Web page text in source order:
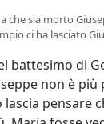
che sia morto
ci ha lasciato
battesimo di
non è più
pensare